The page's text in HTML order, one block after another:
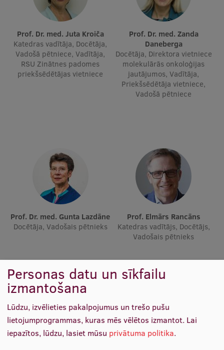
Studiju un vides pieejamība
Dati par 2025. gadu
Suvenīri un grāmatas
Atvērtā universitāte
Sagatavošanas kursi
Profesionālās pilnveides kursi
ESF kvalifikācijas celšanas kursi
Pedagoģiskās izaugsmes centrs
Pētniecība
Zinātniskie institūti un laboratorijas
Prof. Dr. med. Juta Kroiča
Katedras vadītāja, Docētāja,
Vadošā pētniece, Vadītāja,
RSU Zinātnes padomes
priekšsēdētājas vietniece
Prof. Dr. med. Zanda
Daneberga
Docētāja, Direktora vietniece
molekulārās onkoloģijas
jautājumos, Vadītāja,
Priekšsēdētāja vietniece,
Vadošā pētniece
Prof. Dr. med. Gunta Lazdāne
Docētāja, Vadošais pētnieks
Prof. Elmārs Rancāns
Katedras vadītājs, Docētājs,
Vadošais pētnieks
Personas datu un sīkfailu
izmantošana
Lūdzu, izvēlieties pakalpojumus un trešo pušu
lietojumprogrammas, kuras mēs vēlētos izmantot. Lai
iepazītos, lūdzu, lasiet mūsu privātuma politika.